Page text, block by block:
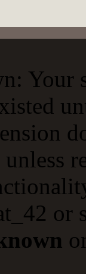
Your
unless